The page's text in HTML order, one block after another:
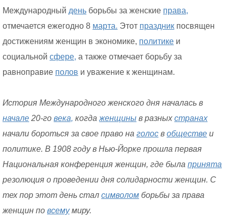
Международный день борьбы за женские права,
отмечается ежегодно 8 марта. Этот праздник посвящен
достижениям женщин в экономике, политике и
социальной сфере, а также отмечает борьбу за
равноправие полов и уважение к женщинам.
История Международного женского дня началась в
начале 20-го века, когда женщины в разных странах
начали бороться за свое право на голос в обществе и
политике. В 1908 году в Нью-Йорке прошла первая
Национальная конференция женщин, где была принята
резолюция о проведении дня солидарности женщин. С
тех пор этот день стал символом борьбы за права
женщин по всемумиру.